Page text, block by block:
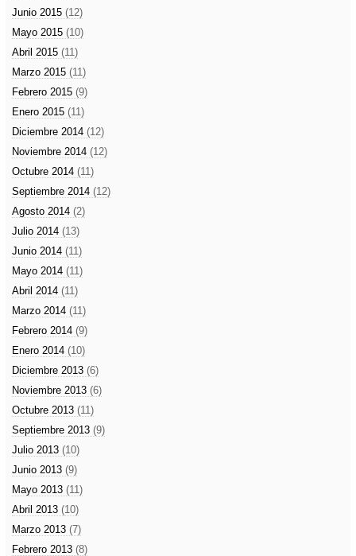
Junio 2015 (12)
Mayo 2015 (10)
Abril 2015 (11)
Marzo 2015 (11)
Febrero 2015 (9)
Enero 2015 (11)
Diciembre 2014 (12)
Noviembre 2014 (12)
Octubre 2014 (11)
Septiembre 2014 (12)
Agosto 2014 (2)
Julio 2014 (13)
Junio 2014 (11)
Mayo 2014 (11)
Abril 2014 (11)
Marzo 2014 (11)
Febrero 2014 (9)
Enero 2014 (10)
Diciembre 2013 (6)
Noviembre 2013 (6)
Octubre 2013 (11)
Septiembre 2013 (9)
Julio 2013 (10)
Junio 2013 (9)
Mayo 2013 (11)
Abril 2013 (10)
Marzo 2013 (7)
Febrero 2013 (8)